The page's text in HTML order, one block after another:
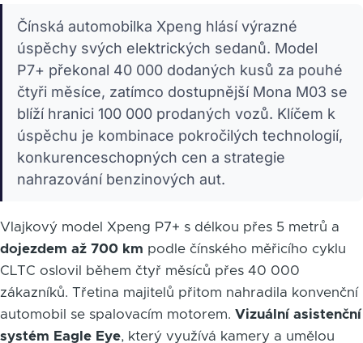
Čínská automobilka Xpeng hlásí výrazné
úspěchy svých elektrických sedanů. Model
P7+ překonal 40 000 dodaných kusů za pouhé
čtyři měsíce, zatímco dostupnější Mona M03 se
blíží hranici 100 000 prodaných vozů. Klíčem k
úspěchu je kombinace pokročilých technologií,
konkurenceschopných cen a strategie
nahrazování benzinových aut.
Vlajkový model Xpeng P7+ s délkou přes 5 metrů a
dojezdem až 700 km podle čínského měřicího cyklu
CLTC oslovil během čtyř měsíců přes 40 000
zákazníků. Třetina majitelů přitom nahradila konvenční
automobil se spalovacím motorem. Vizuální asistenční
systém Eagle Eye, který využívá kamery a umělou